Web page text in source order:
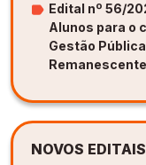
Edital nº 56/
Alunos para o
Gestão
NOVOS EDITAIS